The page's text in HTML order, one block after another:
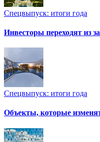
Спецвыпуск: итоги года
Инвесторы переходят из
Спецвыпуск: итоги года
Объекты, которые